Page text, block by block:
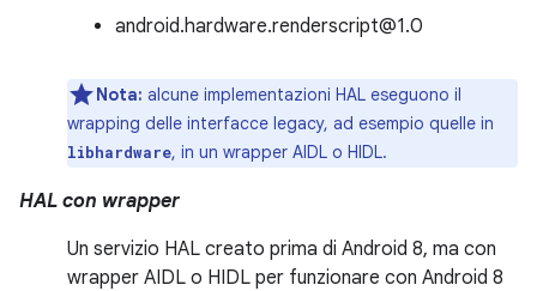
android.hardware.renderscript@1.0
Nota: alcune implementazioni HAL eseguono il
wrapping delle interfacce legacy, ad esempio quelle in
libhardware, in un wrapper AIDL o HIDL.
HAL con wrapper
Un servizio HAL creato prima di Android 8, ma con
wrapper AIDL o HIDL per funzionare con Android 8